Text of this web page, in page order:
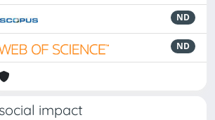
ND
ND
social impact